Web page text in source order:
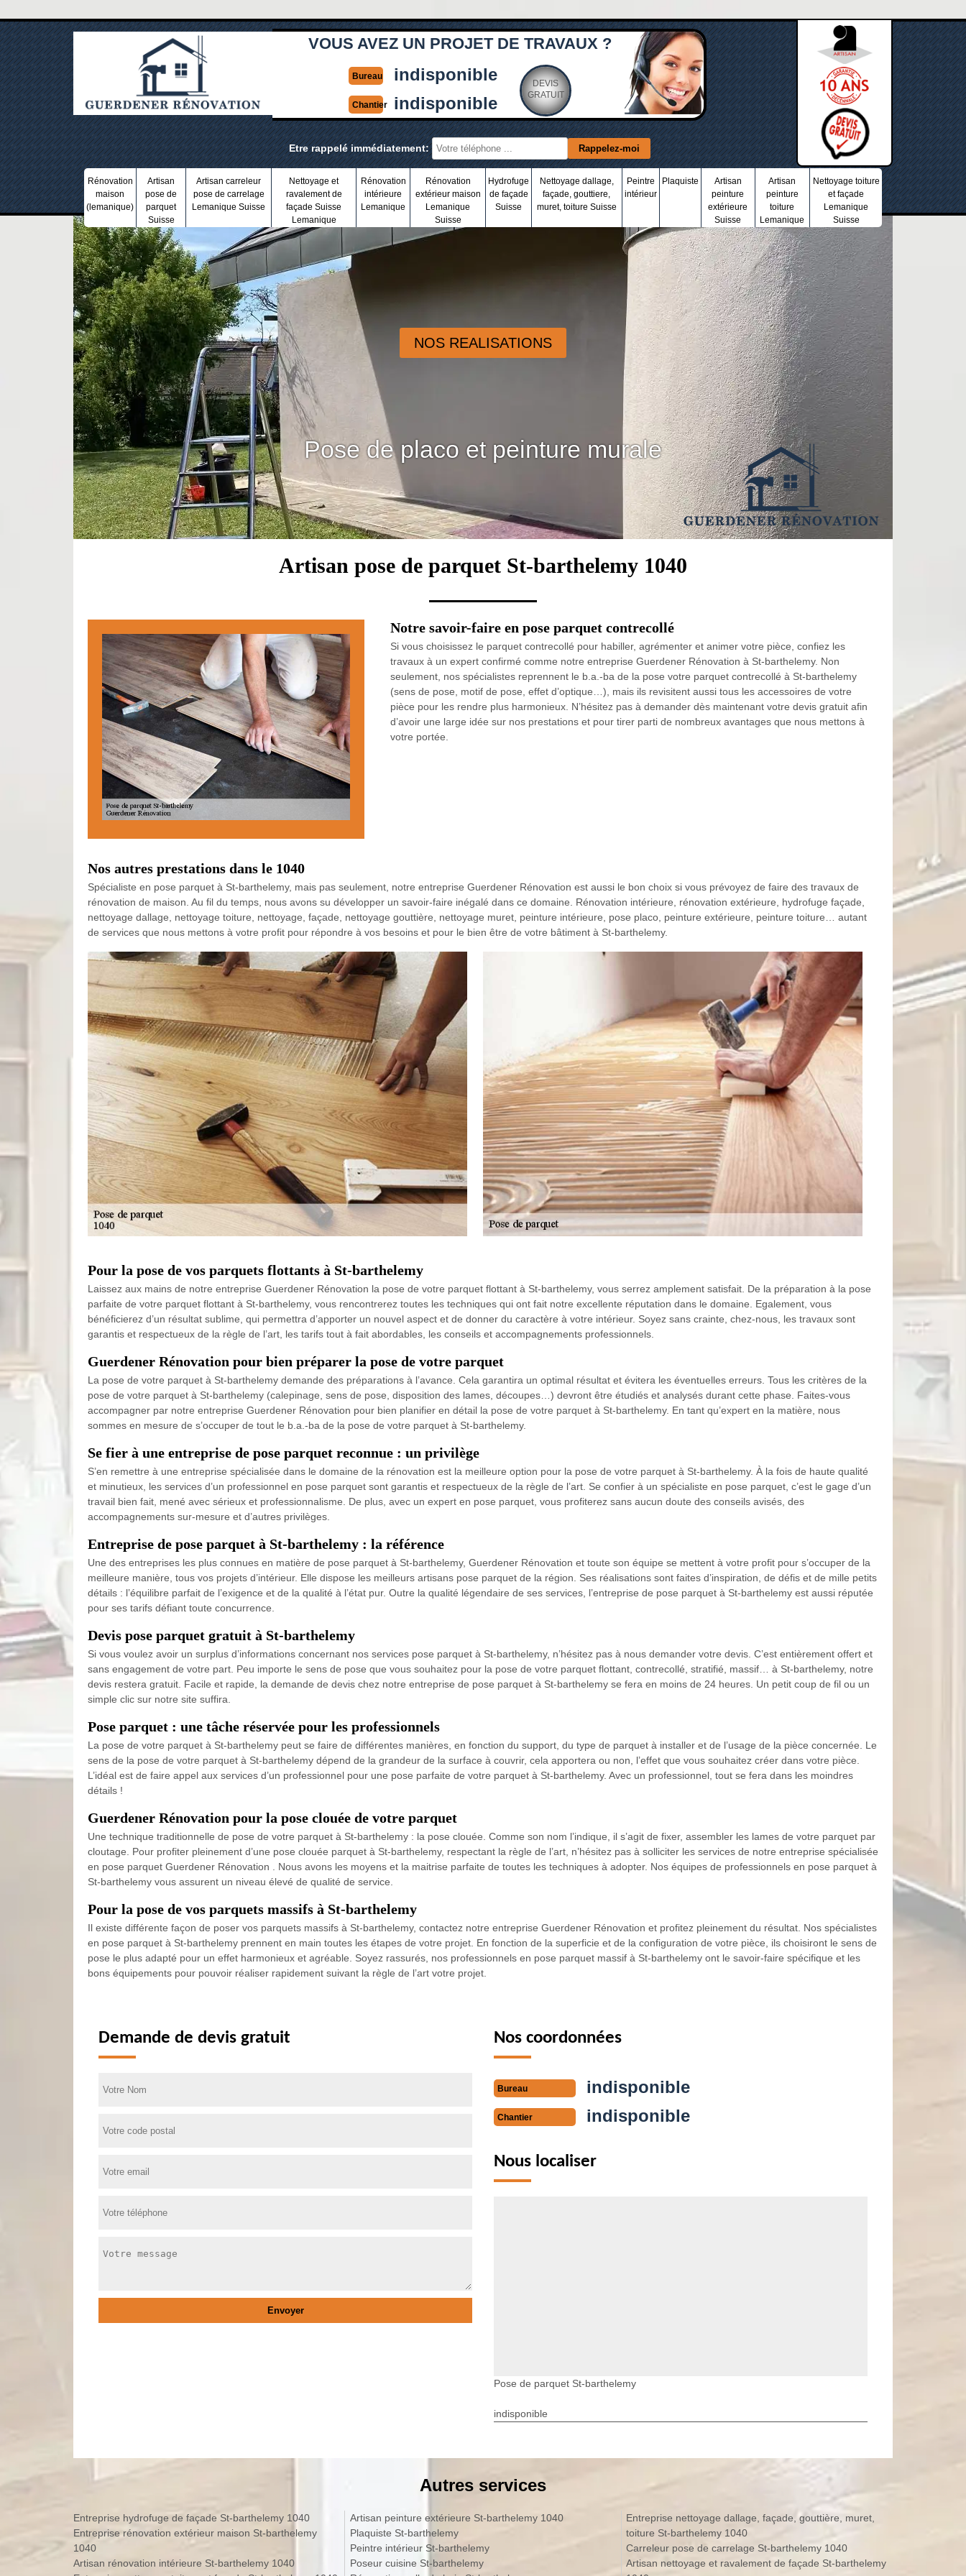
VOUS AVEZ UN PROJET DE TRAVAUX ?
Bureau indisponible
Chantier indisponible
DEVIS
GRATUIT
Etre rappelé immédiatement:
Rénovation
maison
(lemanique)
Artisan
pose de
parquet
Suisse
Artisan carreleur
pose de carrelage
Lemanique Suisse
Nettoyage et
ravalement de
façade Suisse
Lemanique
Rénovation
intérieure
Lemanique
Rénovation
extérieur maison
Lemanique
Suisse
Hydrofuge
de façade
Suisse
Nettoyage dallage,
façade, gouttiere,
muret, toiture Suisse
Peintre
intérieur
Plaquiste
Artisan
peinture
extérieure
Suisse
Artisan
peinture
toiture
Lemanique
Nettoyage toiture
et façade
Lemanique
Suisse
NOS REALISATIONS
Pose de placo et peinture murale
Artisan pose de parquet St-barthelemy 1040
Notre savoir-faire en pose parquet contrecollé
Si vous choisissez le parquet contrecollé pour habiller, agrémenter et animer votre pièce, confiez les
travaux à un expert confirmé comme notre entreprise Guerdener Rénovation à St-barthelemy. Non
seulement, nos spécialistes reprennent le b.a.-ba de la pose votre parquet contrecollé à St-barthelemy
(sens de pose, motif de pose, effet d’optique…), mais ils revisitent aussi tous les accessoires de votre
pièce pour les rendre plus harmonieux. N’hésitez pas à demander dès maintenant votre devis gratuit afin
d’avoir une large idée sur nos prestations et pour tirer parti de nombreux avantages que nous mettons à
votre portée.
Nos autres prestations dans le 1040
Spécialiste en pose parquet à St-barthelemy, mais pas seulement, notre entreprise Guerdener Rénovation est aussi le bon choix si vous prévoyez de faire des travaux de
rénovation de maison. Au fil du temps, nous avons su développer un savoir-faire inégalé dans ce domaine. Rénovation intérieure, rénovation extérieure, hydrofuge façade,
nettoyage dallage, nettoyage toiture, nettoyage, façade, nettoyage gouttière, nettoyage muret, peinture intérieure, pose placo, peinture extérieure, peinture toiture… autant
de services que nous mettons à votre profit pour répondre à vos besoins et pour le bien être de votre bâtiment à St-barthelemy.
Pour la pose de vos parquets flottants à St-barthelemy
Laissez aux mains de notre entreprise Guerdener Rénovation la pose de votre parquet flottant à St-barthelemy, vous serrez amplement satisfait. De la préparation à la pose
parfaite de votre parquet flottant à St-barthelemy, vous rencontrerez toutes les techniques qui ont fait notre excellente réputation dans le domaine. Egalement, vous
bénéficierez d’un résultat sublime, qui permettra d’apporter un nouvel aspect et de donner du caractère à votre intérieur. Soyez sans crainte, chez-nous, les travaux sont
garantis et respectueux de la règle de l’art, les tarifs tout à fait abordables, les conseils et accompagnements professionnels.
Guerdener Rénovation pour bien préparer la pose de votre parquet
La pose de votre parquet à St-barthelemy demande des préparations à l’avance. Cela garantira un optimal résultat et évitera les éventuelles erreurs. Tous les critères de la
pose de votre parquet à St-barthelemy (calepinage, sens de pose, disposition des lames, découpes…) devront être étudiés et analysés durant cette phase. Faites-vous
accompagner par notre entreprise Guerdener Rénovation pour bien planifier en détail la pose de votre parquet à St-barthelemy. En tant qu’expert en la matière, nous
sommes en mesure de s’occuper de tout le b.a.-ba de la pose de votre parquet à St-barthelemy.
Se fier à une entreprise de pose parquet reconnue : un privilège
S’en remettre à une entreprise spécialisée dans le domaine de la rénovation est la meilleure option pour la pose de votre parquet à St-barthelemy. À la fois de haute qualité
et minutieux, les services d’un professionnel en pose parquet sont garantis et respectueux de la règle de l’art. Se confier à un spécialiste en pose parquet, c’est le gage d’un
travail bien fait, mené avec sérieux et professionnalisme. De plus, avec un expert en pose parquet, vous profiterez sans aucun doute des conseils avisés, des
accompagnements sur-mesure et d’autres privilèges.
Entreprise de pose parquet à St-barthelemy : la référence
Une des entreprises les plus connues en matière de pose parquet à St-barthelemy, Guerdener Rénovation et toute son équipe se mettent à votre profit pour s’occuper de la
meilleure manière, tous vos projets d’intérieur. Elle dispose les meilleurs artisans pose parquet de la région. Ses réalisations sont faites d’inspiration, de défis et de mille petits
détails : l’équilibre parfait de l’exigence et de la qualité à l’état pur. Outre la qualité légendaire de ses services, l’entreprise de pose parquet à St-barthelemy est aussi réputée
pour ses tarifs défiant toute concurrence.
Devis pose parquet gratuit à St-barthelemy
Si vous voulez avoir un surplus d’informations concernant nos services pose parquet à St-barthelemy, n’hésitez pas à nous demander votre devis. C’est entièrement offert et
sans engagement de votre part. Peu importe le sens de pose que vous souhaitez pour la pose de votre parquet flottant, contrecollé, stratifié, massif… à St-barthelemy, notre
devis restera gratuit. Facile et rapide, la demande de devis chez notre entreprise de pose parquet à St-barthelemy se fera en moins de 24 heures. Un petit coup de fil ou un
simple clic sur notre site suffira.
Pose parquet : une tâche réservée pour les professionnels
La pose de votre parquet à St-barthelemy peut se faire de différentes manières, en fonction du support, du type de parquet à installer et de l’usage de la pièce concernée. Le
sens de la pose de votre parquet à St-barthelemy dépend de la grandeur de la surface à couvrir, cela apportera ou non, l’effet que vous souhaitez créer dans votre pièce.
L’idéal est de faire appel aux services d’un professionnel pour une pose parfaite de votre parquet à St-barthelemy. Avec un professionnel, tout se fera dans les moindres
détails !
Guerdener Rénovation pour la pose clouée de votre parquet
Une technique traditionnelle de pose de votre parquet à St-barthelemy : la pose clouée. Comme son nom l’indique, il s’agit de fixer, assembler les lames de votre parquet par
cloutage. Pour profiter pleinement d’une pose clouée parquet à St-barthelemy, respectant la règle de l’art, n’hésitez pas à solliciter les services de notre entreprise spécialisée
en pose parquet Guerdener Rénovation . Nous avons les moyens et la maitrise parfaite de toutes les techniques à adopter. Nos équipes de professionnels en pose parquet à
St-barthelemy vous assurent un niveau élevé de qualité de service.
Pour la pose de vos parquets massifs à St-barthelemy
Il existe différente façon de poser vos parquets massifs à St-barthelemy, contactez notre entreprise Guerdener Rénovation et profitez pleinement du résultat. Nos spécialistes
en pose parquet à St-barthelemy prennent en main toutes les étapes de votre projet. En fonction de la superficie et de la configuration de votre pièce, ils choisiront le sens de
pose le plus adapté pour un effet harmonieux et agréable. Soyez rassurés, nos professionnels en pose parquet massif à St-barthelemy ont le savoir-faire spécifique et les
bons équipements pour pouvoir réaliser rapidement suivant la règle de l’art votre projet.
Demande de devis gratuit Nos coordonnées
Bureau indisponible
Chantier indisponible
Nous localiser
Pose de parquet St-barthelemy
indisponible
Autres services
Entreprise hydrofuge de façade St-barthelemy 1040
Entreprise rénovation extérieur maison St-barthelemy
1040
Artisan rénovation intérieure St-barthelemy 1040
Artisan peinture extérieure St-barthelemy 1040
Plaquiste St-barthelemy
Peintre intérieur St-barthelemy
Poseur cuisine St-barthelemy
Entreprise nettoyage dallage, façade, gouttière, muret,
toiture St-barthelemy 1040
Carreleur pose de carrelage St-barthelemy 1040
Artisan nettoyage et ravalement de façade St-barthelemy